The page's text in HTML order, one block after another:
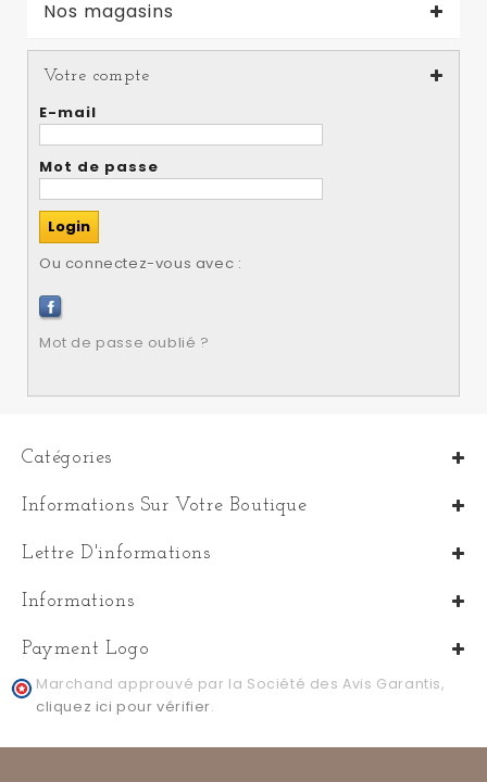
Nos magasins
Votre compte
E-mail
Mot de passe
Ou connectez-vous avec :
Mot de passe oublié ?
Catégories
Informations Sur Votre Boutique
Lettre D'informations
Informations
Payment Logo
Marchand approuvé par la Société des Avis Garantis,
cliquez ici pour vérifier.